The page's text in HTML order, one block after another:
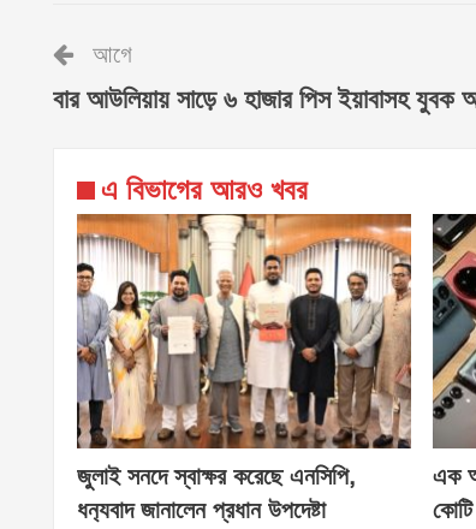
আগে
বার আউলিয়ায় সাড়ে ৬ হাজার পিস ইয়াবাসহ
এ বিভাগের আরও খবর
জুলাই সনদে স্বাক্ষর করেছে এনসিপি,
ধন‍্যবাদ জানালেন প্রধান উপদেষ্টা
এক